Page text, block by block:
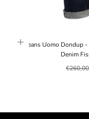
Jeans Uomo Dondup
Denim
Prezzo
€260,00